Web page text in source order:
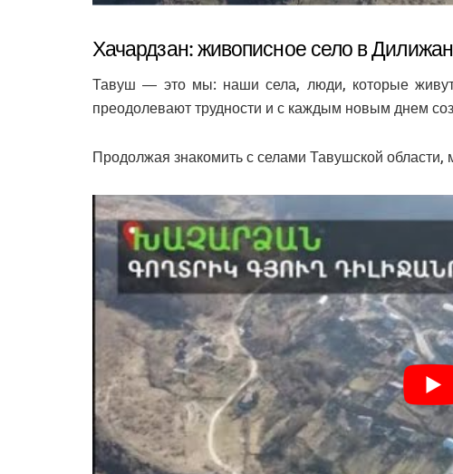
Хачардзан: живописное село в
Тавуш — это мы: наши села, люди, которые
преодолевают трудности и с каждым новым днем
Продолжая знакомить с селами Тавушской